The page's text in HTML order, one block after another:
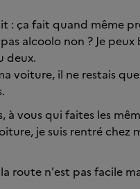
: ça fait quand même
alcoolo non ? Je
deux.
voiture, il ne restais
à vous qui faites les
je suis rentré
route n'est pas facile